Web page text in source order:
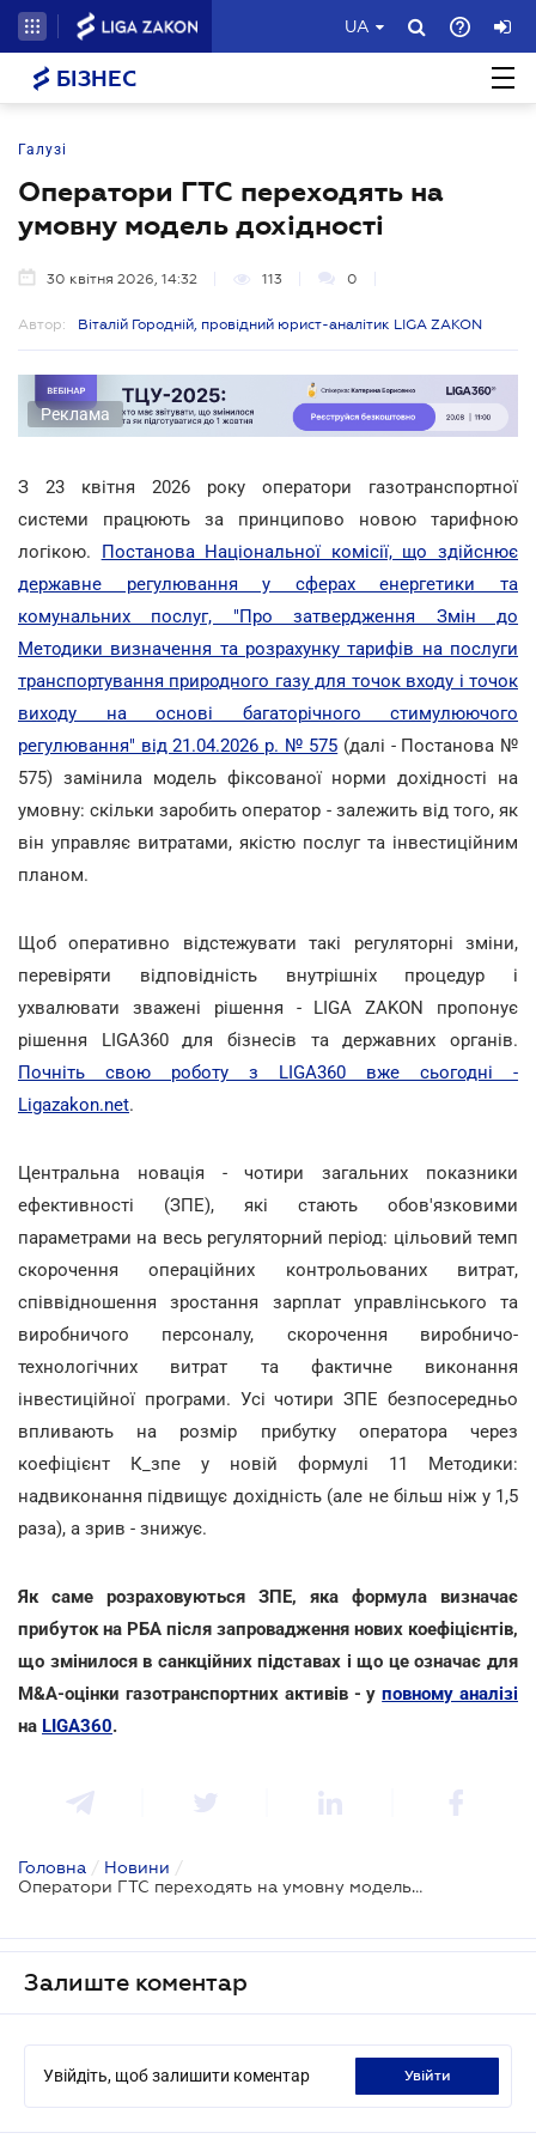
UA
БІЗНЕС
Галузі
Оператори ГТС переходять на
умовну модель дохідності
30 квітня 2026, 14:32 113 0
Автор: Віталій Городній, провідний юрист-аналітик LIGA ZAKON
Реклама
З 23 квітня 2026 року оператори газотранспортної
системи працюють за принципово новою тарифною
логікою. Постанова Національної комісії, що здійснює
державне регулювання у сферах енергетики та
комунальних послуг, "Про затвердження Змін до
Методики визначення та розрахунку тарифів на послуги
транспортування природного газу для точок входу і точок
виходу на основі багаторічного стимулюючого
регулювання" від 21.04.2026 р. № 575 (далі - Постанова №
575) замінила модель фіксованої норми дохідності на
умовну: скільки заробить оператор - залежить від того, як
він управляє витратами, якістю послуг та інвестиційним
планом.
Щоб оперативно відстежувати такі регуляторні зміни,
перевіряти відповідність внутрішніх процедур і
ухвалювати зважені рішення - LIGA ZAKON пропонує
рішення LIGA360 для бізнесів та державних органів.
Почніть свою роботу з LIGA360 вже сьогодні -
Ligazakon.net.
Центральна новація - чотири загальних показники
ефективності (ЗПЕ), які стають обов'язковими
параметрами на весь регуляторний період: цільовий темп
скорочення операційних контрольованих витрат,
співвідношення зростання зарплат управлінського та
виробничого персоналу, скорочення виробничо-
технологічних витрат та фактичне виконання
інвестиційної програми. Усі чотири ЗПЕ безпосередньо
впливають на розмір прибутку оператора через
коефіцієнт К_зпе у новій формулі 11 Методики:
надвиконання підвищує дохідність (але не більш ніж у 1,5
раза), а зрив - знижує.
Як саме розраховуються ЗПЕ, яка формула визначає
прибуток на РБА після запровадження нових коефіцієнтів,
що змінилося в санкційних підставах і що це означає для
M&A-оцінки газотранспортних активів - уповному аналізі
на LIGA360.
Головна / Новини /
Оператори ГТС переходять на умовну модель дохідності
Залиште коментар
Увійдіть, щоб залишити коментар увійти